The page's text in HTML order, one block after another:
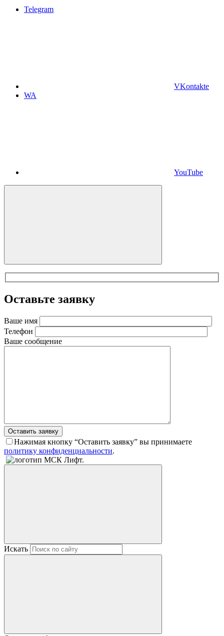
Telegram
VKontakte
WA
YouTube
Оставьте заявку
Ваше имя
Телефон
Ваше сообщение
Оставить заявку
Нажимая кнопку “Оставить заявку” вы принимаете
политику конфиденциальности.
Искать